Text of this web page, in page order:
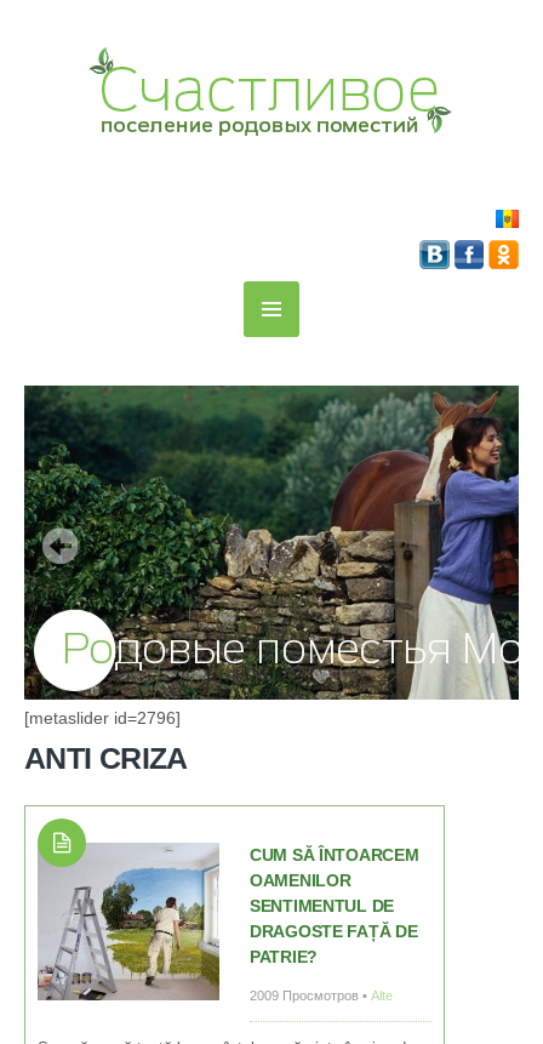
[metaslider id=2796]
ANTI CRIZA
CUM SĂ ÎNTOARCEM
OAMENILOR
SENTIMENTUL DE
DRAGOSTE FAȚĂ DE
PATRIE?
2009 Просмотров • Alte